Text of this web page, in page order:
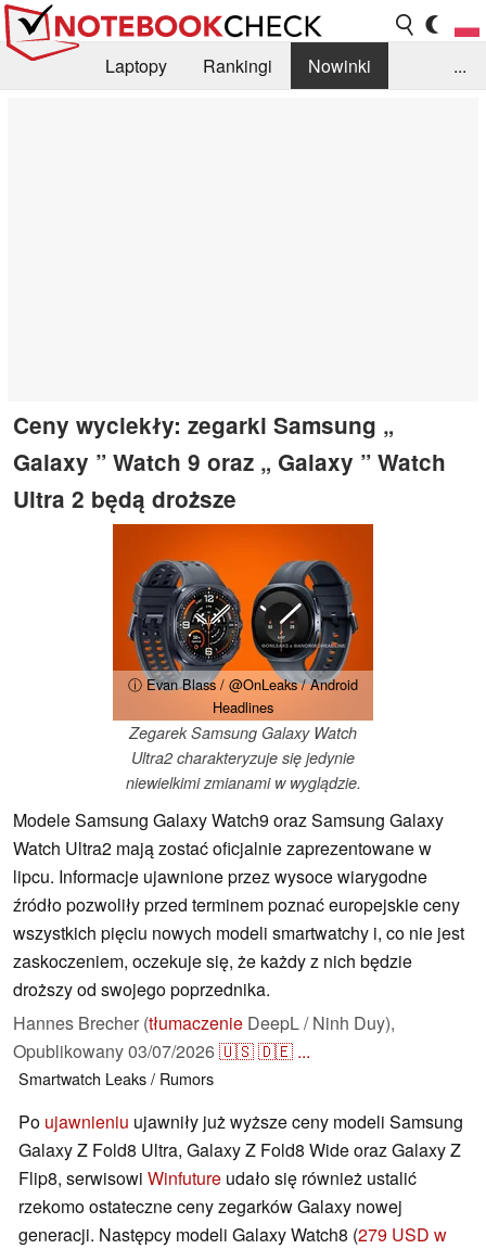
Laptopy Rankingi
Nowinki
...
Ceny wyciekły: zegarki Samsung „
Galaxy ” Watch 9 oraz „ Galaxy ” Watch
Ultra 2 będą droższe
ⓘ Evan Blass / @OnLeaks / Android
Headlines
Zegarek Samsung Galaxy Watch
Ultra2 charakteryzuje się jedynie
niewielkimi zmianami w wyglądzie.
Modele Samsung Galaxy Watch9 oraz Samsung Galaxy
Watch Ultra2 mają zostać oficjalnie zaprezentowane w
lipcu. Informacje ujawnione przez wysoce wiarygodne
źródło pozwoliły przed terminem poznać europejskie ceny
wszystkich pięciu nowych modeli smartwatchy i, co nie jest
zaskoczeniem, oczekuje się, że każdy z nich będzie
droższy od swojego poprzednika.
Hannes Brecher (tłumaczenie DeepL / Ninh Duy),
Opublikowany03/07/2026🇺🇸🇩🇪 ...
Smartwatch Leaks / Rumors
Po ujawnieniu ujawniły już wyższe ceny modeli Samsung
Galaxy Z Fold8 Ultra, Galaxy Z Fold8 Wide oraz Galaxy Z
Flip8, serwisowi Winfuture udało się również ustalić
rzekomo ostateczne ceny zegarków Galaxy nowej
generacji. Następcy modeli Galaxy Watch8 (279 USD w